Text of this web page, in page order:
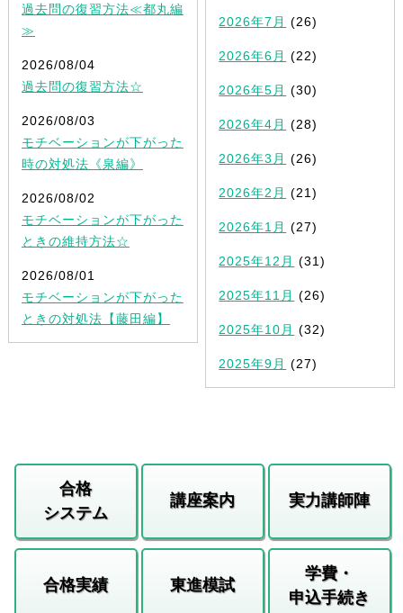
過去問の復習方法≪都丸編
≫
2026/08/04
過去問の復習方法☆
2026/08/03
モチベーションが下がった
時の対処法《泉編》
2026/08/02
モチベーションが下がった
ときの維持方法☆
2026/08/01
モチベーションが下がった
ときの対処法【藤田編】
2026年7月 (26)
2026年6月 (22)
2026年5月 (30)
2026年4月 (28)
2026年3月 (26)
2026年2月 (21)
2026年1月 (27)
2025年12月 (31)
2025年11月 (26)
2025年10月 (32)
2025年9月 (27)
合格
システム
講座案内 実力講師陣
合格実績 東進模試
学費・
申込手続き